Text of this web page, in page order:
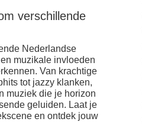
verschillende
Nederlandse
muzikale invloeden
Van krachtige
tot jazzy klanken,
muziek die je horizon
geluiden. Laat je
en ontdek jouw